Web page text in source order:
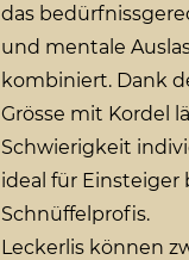
das
und mentale
kombiniert. Dank
Grösse mit Kordel
Schwierigkeit
ideal für
Schnüffelprofis.
Leckerlis können